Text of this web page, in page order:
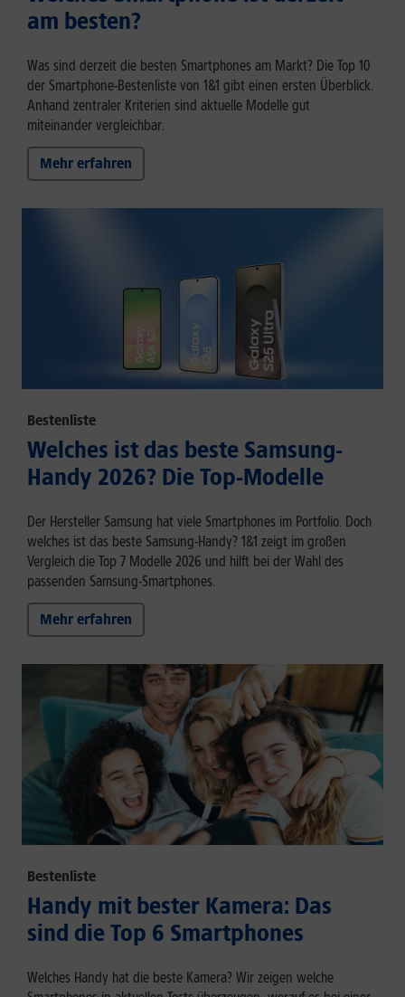
am besten?
Was sind derzeit die besten Smartphones am Markt? Die Top 10
der Smartphone-Bestenliste von 1&1 gibt einen ersten Überblick.
Anhand zentraler Kriterien sind aktuelle Modelle gut
miteinander vergleichbar.
Mehr erfahren
Bestenliste
Welches ist das beste Samsung-
Handy 2026? Die Top-Modelle
Der Hersteller Samsung hat viele Smartphones im Portfolio. Doch
welches ist das beste Samsung-Handy? 1&1 zeigt im großen
Vergleich die Top 7 Modelle 2026 und hilft bei der Wahl des
passenden Samsung-Smartphones.
Mehr erfahren
Bestenliste
Handy mit bester Kamera: Das
sind die Top 6 Smartphones
Welches Handy hat die beste Kamera? Wir zeigen welche